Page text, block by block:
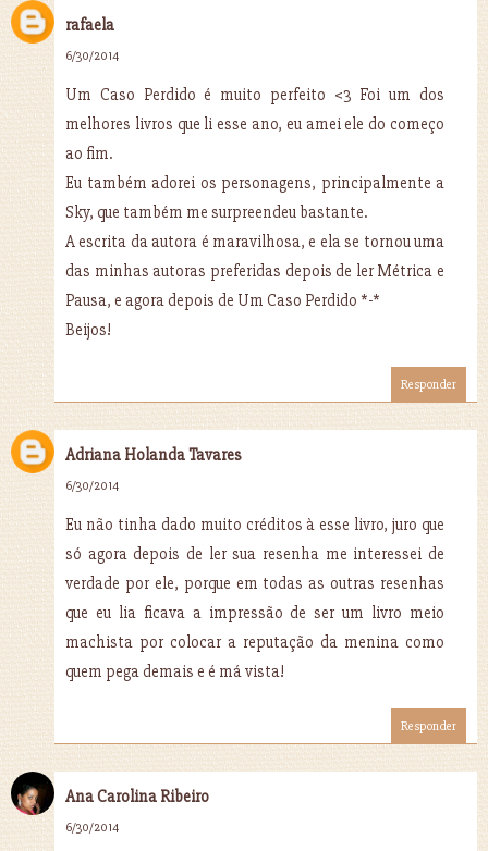
rafaela
6/30/2014
Um Caso Perdido é muito perfeito <3 Foi um dos
melhores livros que li esse ano, eu amei ele do começo
ao fim.
Eu também adorei os personagens, principalmente a
Sky, que também me surpreendeu bastante.
A escrita da autora é maravilhosa, e ela se tornou uma
das minhas autoras preferidas depois de ler Métrica e
Pausa, e agora depois de Um Caso Perdido *-*
Beijos!
Responder
Adriana Holanda Tavares
6/30/2014
Eu não tinha dado muito créditos à esse livro, juro que
só agora depois de ler sua resenha me interessei de
verdade por ele, porque em todas as outras resenhas
que eu lia ficava a impressão de ser um livro meio
machista por colocar a reputação da menina como
quem pega demais e é má vista!
Responder
Ana Carolina Ribeiro
6/30/2014